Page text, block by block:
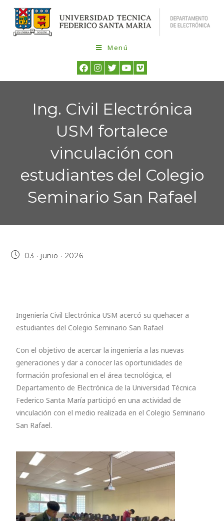
Menú
Ing. Civil Electrónica
USM fortalece
vinculación con
estudiantes del Colegio
Seminario San Rafael
03 · junio · 2026
Ingeniería Civil Electrónica USM acercó su quehacer a
estudiantes del Colegio Seminario San Rafael
Con el objetivo de acercar la ingeniería a las nuevas
generaciones y dar a conocer las oportunidades de
formación profesional en el área tecnológica, el
Departamento de Electrónica de la Universidad Técnica
Federico Santa María participó en una actividad de
vinculación con el medio realizada en el Colegio Seminario
San Rafael.